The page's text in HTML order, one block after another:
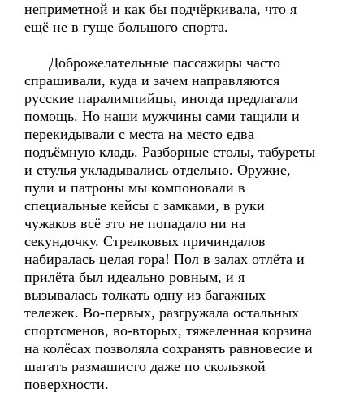
неприметной и как бы подчёркивала, что я
ещё не в гуще большого спорта.
Доброжелательные пассажиры часто
спрашивали, куда и зачем направляются
русские паралимпийцы, иногда предлагали
помощь. Но наши мужчины сами тащили и
перекидывали с места на место едва
подъёмную кладь. Разборные столы, табуреты
и стулья укладывались отдельно. Оружие,
пули и патроны мы компоновали в
специальные кейсы с замками, в руки
чужаков всё это не попадало ни на
секундочку. Стрелковых причиндалов
набиралась целая гора! Пол в залах отлёта и
прилёта был идеально ровным, и я
вызывалась толкать одну из багажных
тележек. Во-первых, разгружала остальных
спортсменов, во-вторых, тяжеленная корзина
на колёсах позволяла сохранять равновесие и
шагать размашисто даже по скользкой
поверхности.